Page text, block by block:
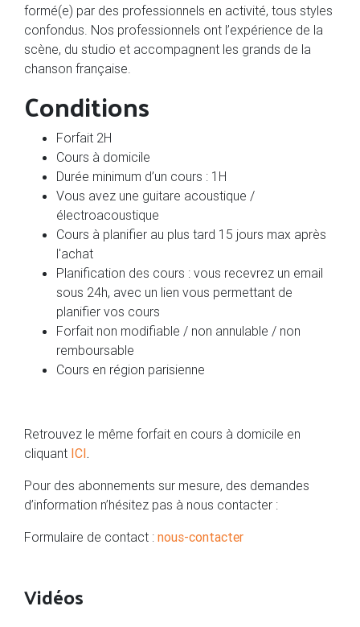
formé(e) par des professionnels en activité, tous styles
confondus. Nos professionnels ont l’expérience de la
scène, du studio et accompagnent les grands de la
chanson française.
Conditions
Forfait 2H
Cours à domicile
Durée minimum d’un cours : 1H
Vous avez une guitare acoustique /
électroacoustique
Cours à planifier au plus tard 15 jours max après
l'achat
Planification des cours : vous recevrez un email
sous 24h, avec un lien vous permettant de
planifier vos cours
Forfait non modifiable / non annulable / non
remboursable
Cours en région parisienne
Retrouvez le même forfait en cours à domicile en
cliquant ICI.
Pour des abonnements sur mesure, des demandes
d’information n’hésitez pas à nous contacter :
Formulaire de contact : nous-contacter
Vidéos